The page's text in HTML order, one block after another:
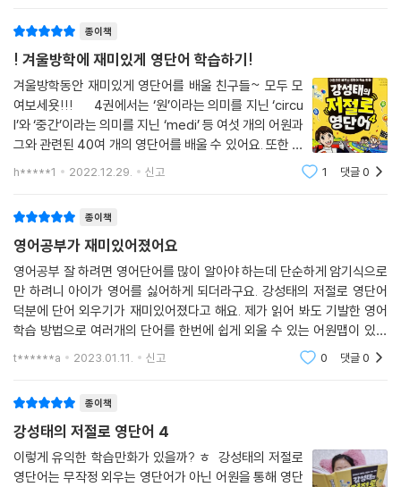
종이책
! 겨울방학에 재미있게 영단어 학습하기!
겨울방학동안 재미있게 영단어를 배울 친구들~ 모두 모
여보세욧!!! 4권에서는 ‘원’이라는 의미를 지닌 ‘circu
l’와 ‘중간’이라는 의미를 지닌 ‘medi’ 등 여섯 개의 어원과
그와 관련된 40여 개의 영단어를 배울 수 있어요. 또한 공
신 강성태 쌤의 ‘특별 강의’와 ‘원어민 영단어 발음’도 수록
h*****1 2022.12.29. 신고 1 댓글0
종이책
영어공부가 재미있어졌어요
영어공부 잘 하려면 영어단어를 많이 알아야 하는데 단순하게 암기식으로
만 하려니 아이가 영어를 싫어하게 되더라구요. 강성태의 저절로 영단어
덕분에 단어 외우기가 재미있어졌다고 해요. 제가 읽어 봐도 기발한 영어
학습 방법으로 여러개의 단어를 한번에 쉽게 외울 수 있는 어원맵이 있어
서 좋더라구요. 저도 덕분에 아이와 함께 영어단어 재미있게 공부하고 있
t******a 2023.01.11. 신고 0 댓글0
종이책
강성태의 저절로 영단어 4
이렇게 유익한 학습만화가 있을까? ㅎ 강성태의 저절로
영단어는 무작정 외우는 영단어가 아닌 어원을 통해 영단